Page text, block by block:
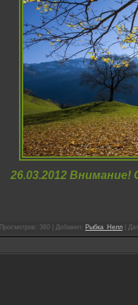
26.03.2012 Внимание!
Просмотров: 360 | Добавил: Рыбка_Нелл |